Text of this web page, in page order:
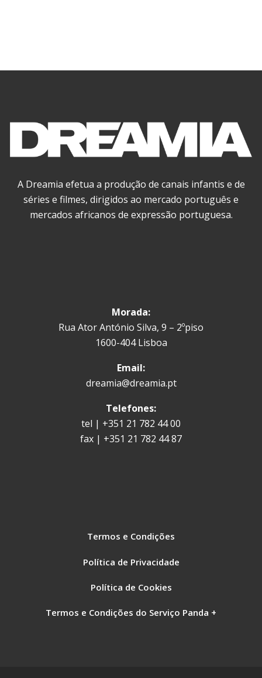
A Dreamia efetua a produção de canais infantis e de
séries e filmes, dirigidos ao mercado português e
mercados africanos de expressão portuguesa.
Morada:
Rua Ator António Silva, 9 – 2ºpiso
1600-404 Lisboa
Email:
dreamia@dreamia.pt
Telefones:
tel | +351 21 782 44 00
fax | +351 21 782 44 87
Termos e Condições
Política de Privacidade
Política de Cookies
Termos e Condições do Serviço Panda +